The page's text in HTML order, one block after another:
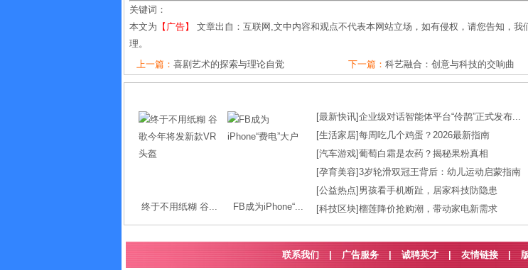
关键词：
本文为 【广告】
文章出自：互联网,文中内容和观点不代表本网站立场，如有侵权，请您告知，我
理。
上一篇： 喜剧艺术的探索与理论自觉 下一篇： 科艺融合：创意与科技的交响曲
终于不用纸糊 谷... FB成为iPhone“...
[最新快讯]企业级对话智能体平台“伶鹊”正式发布...
[生活家居]每周吃几个鸡蛋？2026最新指南
[汽车游戏]葡萄白霜是农药？揭秘果粉真相
[孕育美容]3岁轮滑双冠王背后：幼儿运动启蒙指南
[公益热点] 男孩看手机断趾，居家科技防隐患
[科技区块]榴莲降价抢购潮，带动家电新需求
联系我们 广告服务 | 诚聘英才 | 友情链接 |